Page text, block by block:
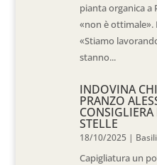
pianta organica
«non è ottimale».
«Stiamo
stanno...
INDOVINA
PRANZO
STELLE
18/10/2025 |
Capigliatura un